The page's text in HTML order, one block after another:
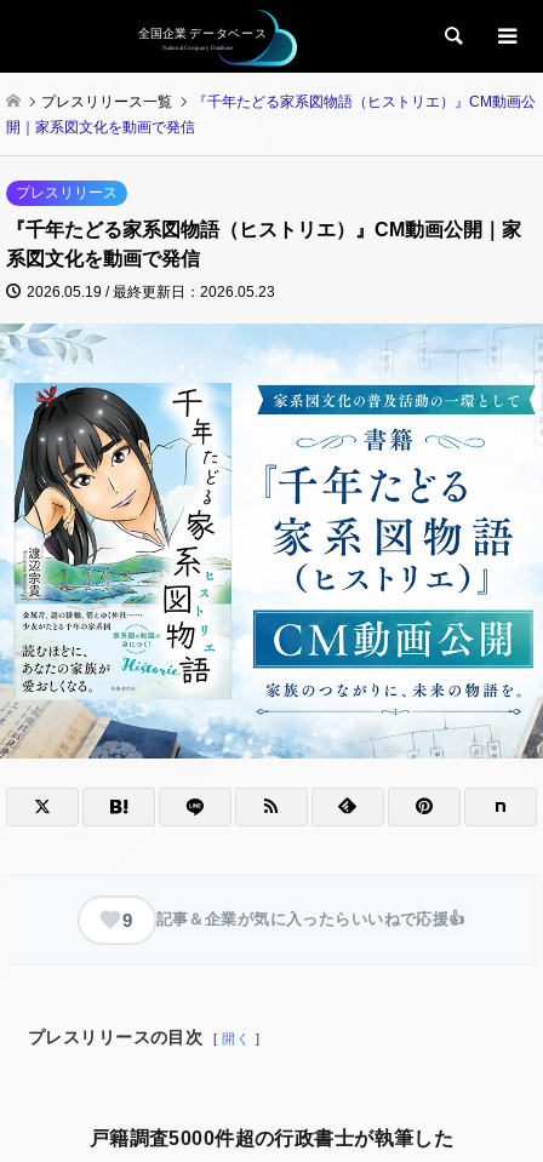
検索
プレスリリース一覧
『千年たどる家系図物語（ヒストリエ）』CM動画公
開｜家系図文化を動画で発信
プレスリリース
『千年たどる家系図物語（ヒストリエ）』CM動画公開｜家
系図文化を動画で発信
2026.05.19 / 最終更新日：2026.05.23
9 記事＆企業が気に入ったらいいねで応援👍
プレスリリースの目次 開く
戸籍調査5000件超の行政書士が執筆した